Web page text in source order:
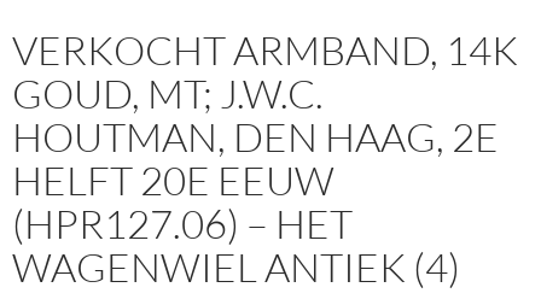
VERKOCHT ARMBAND, 14K
GOUD, MT; J.W.C.
HOUTMAN, DEN HAAG, 2E
HELFT 20E EEUW
(HPR127.06) – HET
WAGENWIEL ANTIEK (4)